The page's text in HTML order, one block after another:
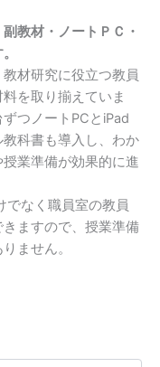
教材・ノートＰＣ・
材研究に役立つ教員
を取り揃えていま
つノートPCとiPad
科書も導入し、わか
業準備が効果的に進
でなく職員室の教員
ますので、授業準備
ません。